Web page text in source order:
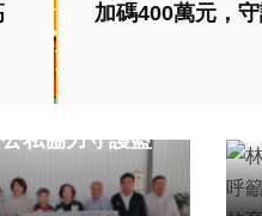
加碼400萬元，
新增排氣檢驗
私協力守護藍
朝枝
綜合新聞